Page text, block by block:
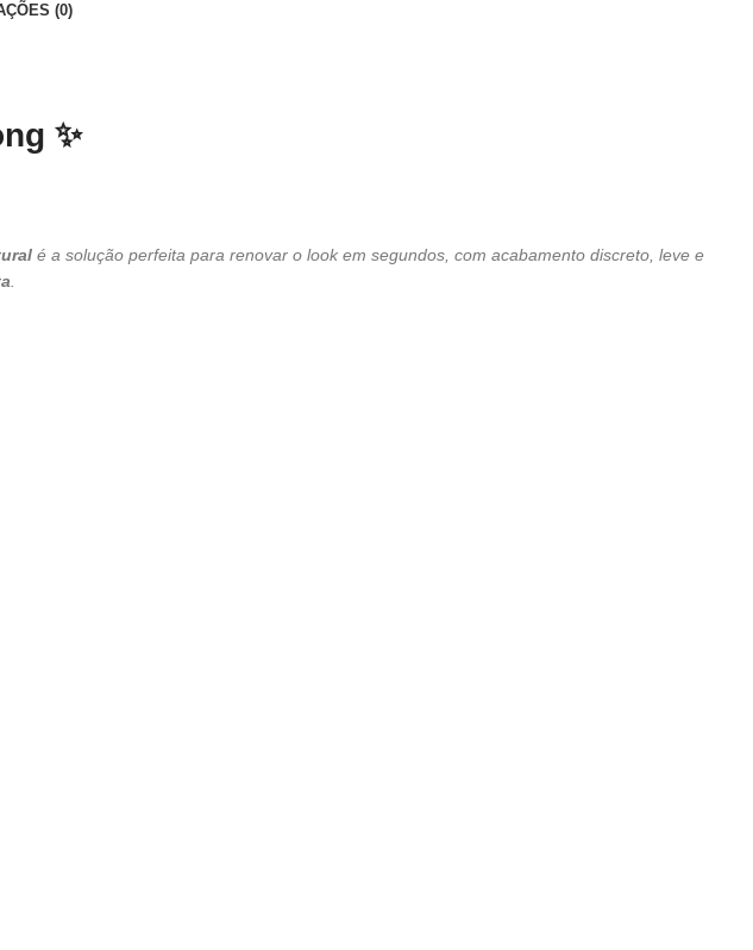
(0)
✨
é a solução perfeita para renovar o look em segundos, com acabamento discreto, leve e